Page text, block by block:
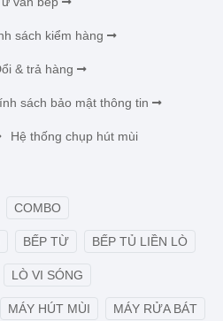
sách kiểm hàng
& trả hàng
sách bảo mật thông tin
Hệ thống chụp hút mùi
COMBO
BẾP TỪ BẾP TỦ LIỀN LÒ
LÒ VI SÓNG
MÁY HÚT MÙI MÁY RỬA BÁT